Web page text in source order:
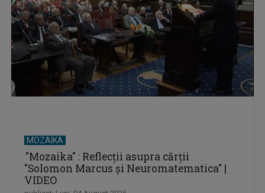
MOZAIKA
"Mozaika" : Reflecții asupra cărții
"Solomon Marcus și Neuromatematica" |
VIDEO